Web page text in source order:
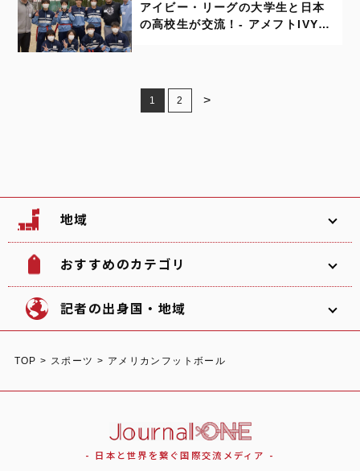
アイビー・リーグの大学生と日本
の高校生が交流！- アメフトIVYリ
1 2 >
地域
韓国 北海道
おすすめのカテゴリ
自然 イベント
記者の出身国・地域
ガーナ/日本
TOP > スポーツ > アメリカンフットボール
- 日本と世界を繋ぐ国際交流メディア -